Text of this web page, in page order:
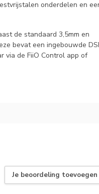
onderdelen en
de standaard 3,5mm en
bevat een ingebouwde
via de FiiO Control app of
Je beoordeling toevoegen